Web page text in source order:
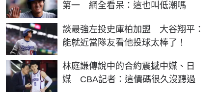
第一 網全看呆：這也叫低潮嗎
談最強左投史庫柏加盟 大谷翔平：
能就近當隊友看他投球太棒了！
林庭謙傳說中的合約震撼中媒、日
媒 CBA記者：這價碼很久沒聽過